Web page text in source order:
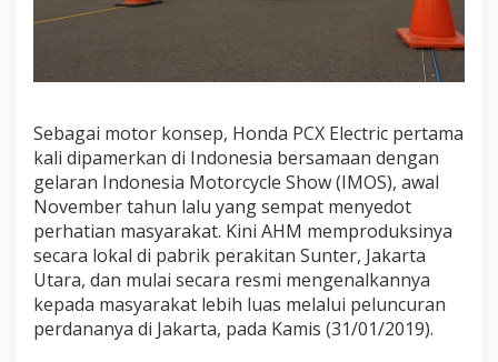
Sebagai motor konsep, Honda PCX Electric pertama
kali dipamerkan di Indonesia bersamaan dengan
gelaran Indonesia Motorcycle Show (IMOS), awal
November tahun lalu yang sempat menyedot
perhatian masyarakat. Kini AHM memproduksinya
secara lokal di pabrik perakitan Sunter, Jakarta
Utara, dan mulai secara resmi mengenalkannya
kepada masyarakat lebih luas melalui peluncuran
perdananya di Jakarta, pada Kamis (31/01/2019).